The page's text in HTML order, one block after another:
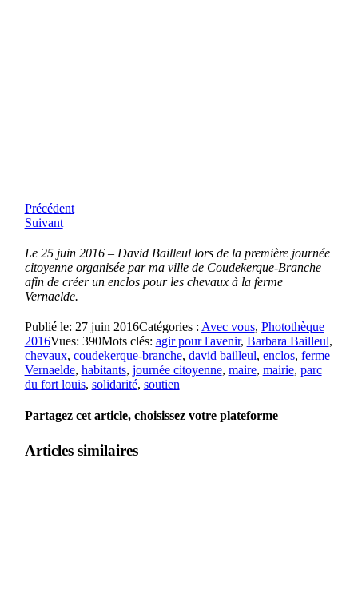
Précédent
Suivant
Le 25 juin 2016 – David Bailleul lors de la première journée
citoyenne organisée par ma ville de Coudekerque-Branche
afin de créer un enclos pour les chevaux à la ferme
Vernaelde.
Publié le: 27 juin 2016Catégories : Avec vous, Photothèque
2016Vues: 390Mots clés: agir pour l'avenir, Barbara Bailleul,
chevaux, coudekerque-branche, david bailleul, enclos, ferme
Vernaelde, habitants, journée citoyenne, maire, mairie, parc
du fort louis, solidarité, soutien
Partagez cet article, choisissez votre plateforme
Articles similaires